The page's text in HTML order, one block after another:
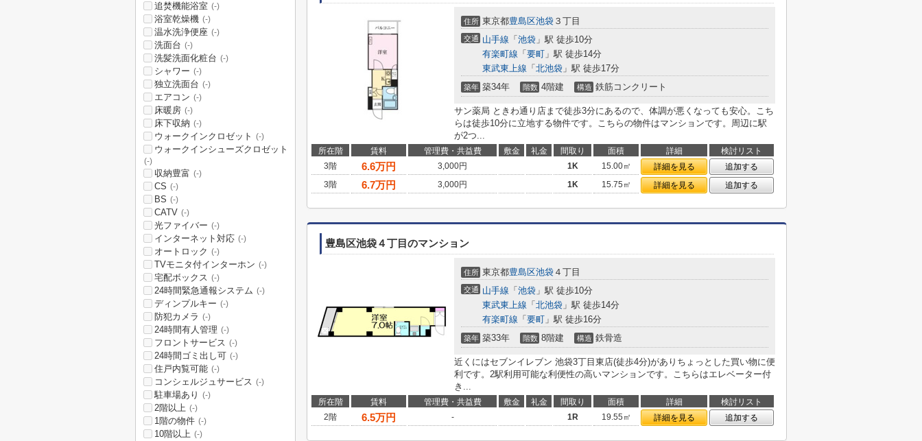
住所 東京都豊島区池袋 ３丁目
交通 山手線 「 池袋 」駅 徒歩10分
有楽町線 「 要町 」駅 徒歩14分
東武東上線 「 北池袋 」駅 徒歩17分
築年 築34年 階数 4階建 構造 鉄筋コンクリート
サン薬局 ときわ通り店まで徒歩3分にあるので、体調が悪くなっても安心。こち
らは徒歩10分に立地する物件です。こちらの物件はマンションです。周辺に駅
が2つ...
所在階 賃料 管理費・共益費 敷金 礼金 間取り 面積 詳細
検討リスト
3階
6.6万円 3,000円 1K 15.00㎡ 詳細を見る
追加する
3階
6.7万円 3,000円 1K 15.75㎡ 詳細を見る 追加する
豊島区池袋４丁目のマンション
住所 東京都豊島区池袋 ４丁目
交通 山手線 「 池袋 」駅 徒歩10分
東武東上線 「 北池袋 」駅 徒歩14分
有楽町線 「 要町 」駅 徒歩16分
築年 築33年 階数 8階建 構造 鉄骨造
近くにはセブンイレブン 池袋3丁目東店(徒歩4分)がありちょっとした買い物に便
利です。2駅利用可能な利便性の高いマンションです。こちらはエレベーター付
き...
所在階 賃料 管理費・共益費 敷金 礼金 間取り 面積 詳細
検討リスト
2階
6.5万円 - 1R 19.55㎡ 詳細を見る 追加する
追焚機能浴室 (-)
浴室乾燥機 (-)
温水洗浄便座 (-)
洗面台 (-)
洗髪洗面化粧台 (-)
シャワー (-)
独立洗面台 (-)
エアコン (-)
床暖房 (-)
床下収納 (-)
ウォークインクロゼット (-)
ウォークインシューズクロゼット
(-)
収納豊富 (-)
CS (-)
BS (-)
CATV (-)
光ファイバー (-)
インターネット対応 (-)
オートロック (-)
TVモニタ付インターホン (-)
宅配ボックス (-)
24時間緊急通報システム (-)
ディンプルキー (-)
防犯カメラ (-)
24時間有人管理 (-)
フロントサービス (-)
24時間ゴミ出し可 (-)
住戸内覧可能 (-)
コンシェルジュサービス (-)
駐車場あり (-)
2階以上 (-)
1階の物件 (-)
10階以上 (-)